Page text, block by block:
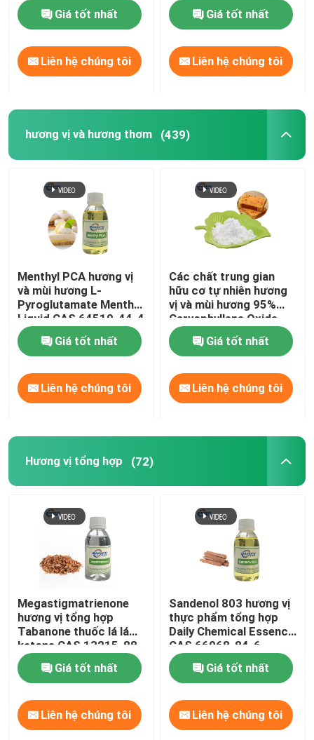
Giá tốt nhất
Liên hệ chúng tôi
Giá tốt nhất
Liên hệ chúng tôi
hương vị và hương thơm (439)
Menthyl PCA hương vị
và mùi hương L-
Pyroglutamate Menthol
Liquid CAS 64519-44-4
Giá tốt nhất
Liên hệ chúng tôi
Các chất trung gian
hữu cơ tự nhiên hương
vị và mùi hương 95%
Caryophyllene Oxide
CAS 1139-30-6
Giá tốt nhất
Liên hệ chúng tôi
Hương vị tổng hợp (72)
Megastigmatrienone
hương vị tổng hợp
Tabanone thuốc lá lá
ketone CAS 13215-88-
8 Hóa chất hàng ngày
Giá tốt nhất
Liên hệ chúng tôi
Sandenol 803 hương vị
thực phẩm tổng hợp
Daily Chemical Essence
CAS 66068-84-6
Giá tốt nhất
Liên hệ chúng tôi